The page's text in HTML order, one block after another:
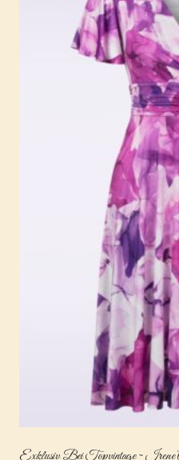
Exklusiv Bei Topvintage ~ Irene